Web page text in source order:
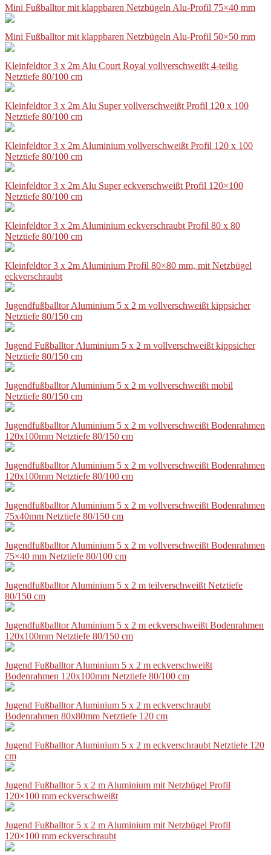
Mini Fußballtor mit klappbaren Netzbügeln Alu-Profil 75×40 mm
Mini Fußballtor mit klappbaren Netzbügeln Alu-Profil 50×50 mm
Kleinfeldtor 3 x 2m Alu Court Royal vollverschweißt 4-teilig
Netztiefe 80/100 cm
Kleinfeldtor 3 x 2m Alu Super vollverschweißt Profil 120 x 100
Netztiefe 80/100 cm
Kleinfeldtor 3 x 2m Aluminium vollverschweißt Profil 120 x 100
Netztiefe 80/100 cm
Kleinfeldtor 3 x 2m Alu Super eckverschweißt Profil 120×100
Netztiefe 80/100 cm
Kleinfeldtor 3 x 2m Aluminium eckverschraubt Profil 80 x 80
Netztiefe 80/100 cm
Kleinfeldtor 3 x 2m Aluminium Profil 80×80 mm, mit Netzbügel
eckverschraubt
Jugendfußballtor Aluminium 5 x 2 m vollverschweißt kippsicher
Netztiefe 80/150 cm
Jugend Fußballtor Aluminium 5 x 2 m vollverschweißt kippsicher
Netztiefe 80/150 cm
Jugendfußballtor Aluminium 5 x 2 m vollverschweißt mobil
Netztiefe 80/150 cm
Jugendfußballtor Aluminium 5 x 2 m vollverschweißt Bodenrahmen
120x100mm Netztiefe 80/150 cm
Jugendfußballtor Aluminium 5 x 2 m vollverschweißt Bodenrahmen
120x100mm Netztiefe 80/100 cm
Jugendfußballtor Aluminium 5 x 2 m vollverschweißt Bodenrahmen
75x40mm Netztiefe 80/150 cm
Jugendfußballtor Aluminium 5 x 2 m vollverschweißt Bodenrahmen
75×40 mm Netztiefe 80/100 cm
Jugendfußballtor Aluminium 5 x 2 m teilverschweißt Netztiefe
80/150 cm
Jugendfußballtor Aluminium 5 x 2 m eckverschweißt Bodenrahmen
120x100mm Netztiefe 80/150 cm
Jugend Fußballtor Aluminium 5 x 2 m eckverschweißt
Bodenrahmen 120x100mm Netztiefe 80/100 cm
Jugend Fußballtor Aluminium 5 x 2 m eckverschraubt
Bodenrahmen 80x80mm Netztiefe 120 cm
Jugend Fußballtor Aluminium 5 x 2 m eckverschraubt Netztiefe 120
cm
Jugend Fußballtor 5 x 2 m Aluminium mit Netzbügel Profil
120×100 mm eckverschweißt
Jugend Fußballtor 5 x 2 m Aluminium mit Netzbügel Profil
120×100 mm eckverschraubt